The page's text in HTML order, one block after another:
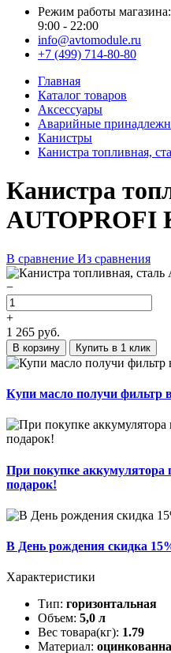
Режим работы магазина:
9:00 - 22:00
info@avtomodule.ru
+7 (499) 714-80-80
Главная
Каталог товаров
Аксессуары
Аварийные
Канистры
Канистра топливная,
Канистра
AUTOPROFI
В сравнение Из сравнения
−
+
1 265 руб.
В корзину Купить в 1 клик
Купи масло получи фильтр
При покупке аккумулятора
подарок!
В День рождения скидка
Характеристики
Тип: горизонтальная
Объем: 5,0 л
Вес товара(кг): 1.79
Материал: